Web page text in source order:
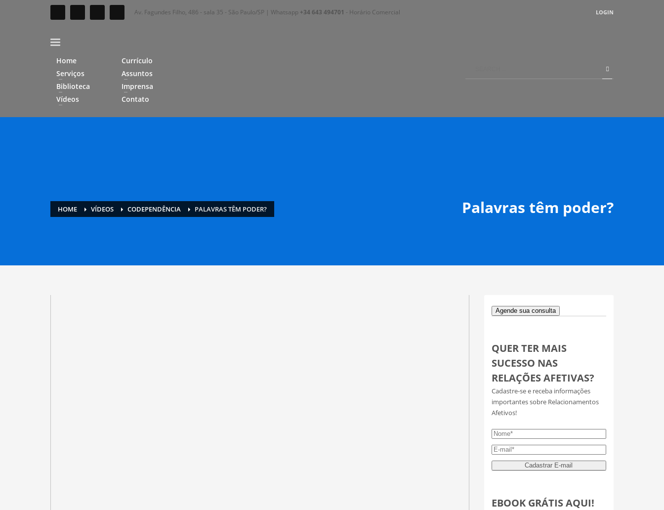
Av. Fagundes Filho, 486 - sala 35 - São Paulo/SP | Whatsapp +34 643 494701 - Horário Comercial LOGIN
Home
Currículo
Serviços
Assuntos
Biblioteca
Imprensa
Vídeos
Contato
HOME VÍDEOS CODEPENDÊNCIA PALAVRAS TÊM PODER? Palavras têm poder?
Agende sua consulta
QUER TER MAIS
SUCESSO NAS
RELAÇÕES AFETIVAS?
Cadastre-se e receba informações
importantes sobre Relacionamentos
Afetivos!
EBOOK GRÁTIS AQUI!